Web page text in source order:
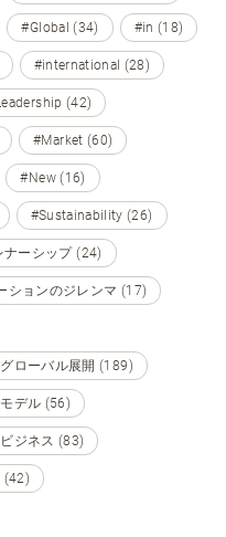
#Global (34) #in (18)
#international (28)
(42)
#Market (60)
#New (16)
#Sustainability (26)
ナーシップ (24)
ションのジレンマ (17)
ローバル展開 (189)
デル (56)
ジネス (83)
(42)